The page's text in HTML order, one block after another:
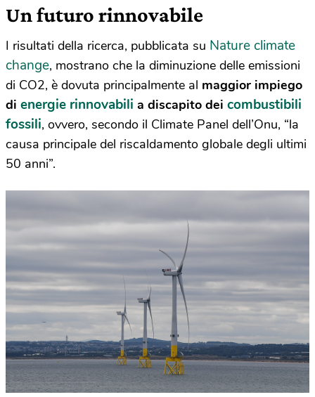
Un futuro rinnovabile
I risultati della ricerca, pubblicata su Nature climate
change, mostrano che la diminuzione delle emissioni
di CO2, è dovuta principalmente al maggior impiego
di energie rinnovabili a discapito dei combustibili
fossili, ovvero, secondo il Climate Panel dell’Onu, “la
causa principale del riscaldamento globale degli ultimi
50 anni”.